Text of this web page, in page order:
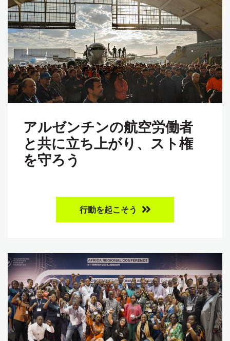
アルゼンチンの航空労働者
と共に立ち上がり、スト権
を守ろう
行動を起こそう